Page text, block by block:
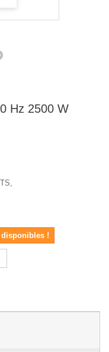
Hz 2500 W
!